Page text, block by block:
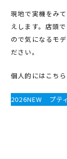
現地で実機をみ
えします。店頭
ので気になるモ
ださい。
個人的にはこち
2026NEW プテ